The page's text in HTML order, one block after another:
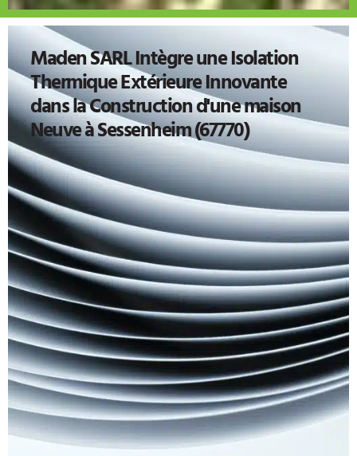
Maden SARL Intègre une Isolation
Thermique Extérieure Innovante
dans la Construction d'une maison
Neuve à Sessenheim (67770)